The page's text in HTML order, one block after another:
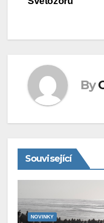
By
Související
NOVINKY